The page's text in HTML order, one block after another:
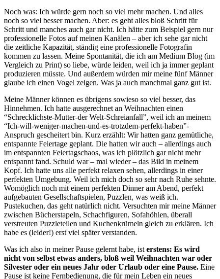
Noch was: Ich würde gern noch so viel mehr machen. Und alles
noch so viel besser machen. Aber: es geht alles bloß Schritt für
Schritt und manches auch gar nicht. Ich hätte zum Beispiel gern nur
professionelle Fotos auf meinen Kanälen – aber ich sehe gar nicht
die zeitliche Kapazität, ständig eine professionelle Fotografin
kommen zu lassen. Meine Spontanität, die ich am Medium Blog (im
Vergleich zu Print) so liebe, würde leiden, weil ich ja immer geplant
produzieren müsste. Und außerdem würden mir meine fünf Männer
glaube ich einen Vogel zeigen. Was ja auch manchmal ganz gut ist.
Meine Männer können es übrigens sowieso so viel besser, das
Hinnehmen. Ich hatte ausgerechnet an Weihnachten einen
“Schrecklichste-Mutter-der Welt-Schreianfall”, weil ich an meinem
“Ich-will-weniger-machen-und-es-trotzdem-perfekt-haben”-
Anspruch gescheitert bin. Kurz erzählt: Wir hatten ganz gemütliche,
entspannte Feiertage geplant. Die hatten wir auch – allerdings auch
im entspannten Feiertagschaos, was ich plötzlich gar nicht mehr
entspannt fand. Schuld war – mal wieder – das Bild in meinem
Kopf. Ich hatte uns alle perfekt relaxen sehen, allerdings in einer
perfekten Umgebung. Weil ich mich doch so sehr nach Ruhe sehnte.
Womöglich noch mit einem perfekten Dinner am Abend, perfekt
aufgebauten Gesellschaftspielen, Puzzlen, was weiß ich.
Pustekuchen, das geht natürlich nicht. Versuchten mir meine Männer
zwischen Bücherstapeln, Schachfiguren, Sofahöhlen, überall
verstreuten Puzzleteilen und Kuchenkrümeln gleich zu erklären. Ich
habe es (leider!) erst viel später verstanden.
Was ich also in meiner Pause gelernt habe, isterstens: Es wird
nicht von selbst etwas anders, bloß weil Weihnachten war oder
Silvester oder ein neues Jahr oder Urlaub oder eine Pause. Eine
Pause ist keine Fernbedienung, die für mein Leben ein neues